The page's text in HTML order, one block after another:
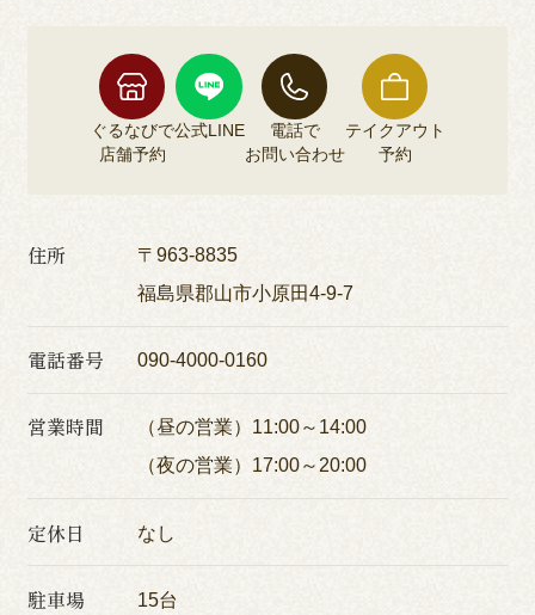
ぐるなびで
店舗予約
公式LINE
電話で
お問い合わせ
テイクアウト
予約
住所
〒963-8835
福島県郡山市小原田4-9-7
電話番号 090-4000-0160
営業時間
（昼の営業）11:00～14:00
（夜の営業）17:00～20:00
定休日 なし
駐車場 15台